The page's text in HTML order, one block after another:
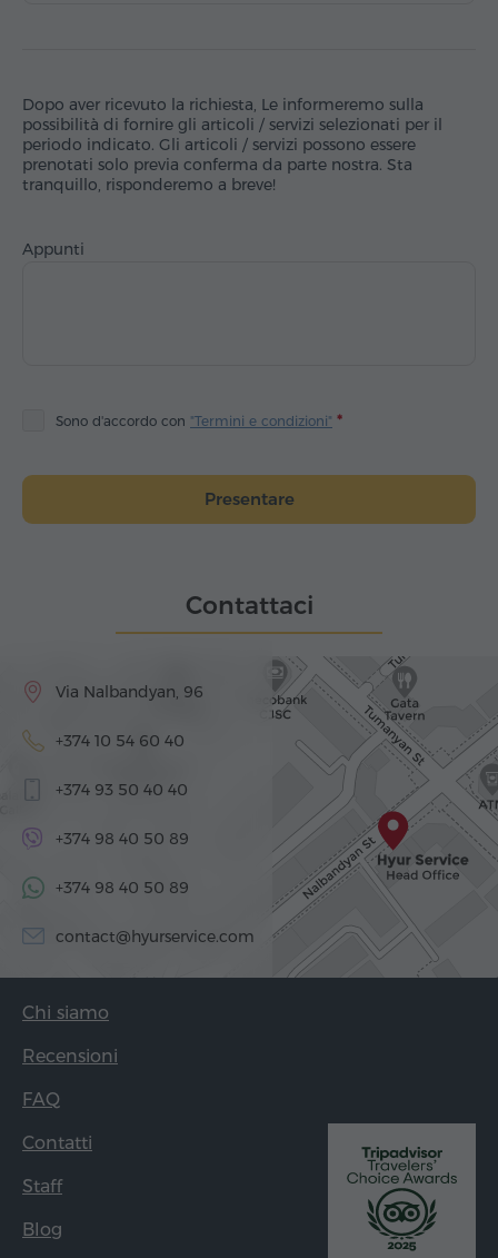
Dopo aver ricevuto la richiesta, Le informeremo sulla
possibilità di fornire gli articoli / servizi selezionati per il
periodo indicato. Gli articoli / servizi possono essere
prenotati solo previa conferma da parte nostra. Sta
tranquillo, risponderemo a breve!
Appunti
Sono d'accordo con "Termini e condizioni"
Presentare
Contattaci
Via Nalbandyan, 96
+374 10 54 60 40
+374 93 50 40 40
+374 98 40 50 89
+374 98 40 50 89
contact@hyurservice.com
Chi siamo
Recensioni
FAQ
Contatti
Staff
Blog